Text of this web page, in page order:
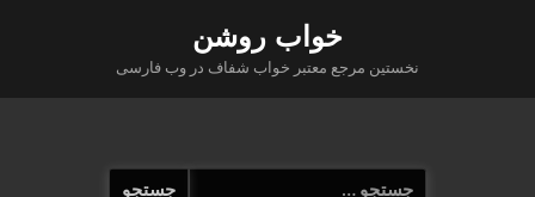
خواب روشن
نخستین مرجع معتبر خواب شفاف در وب فارسی
جستجو